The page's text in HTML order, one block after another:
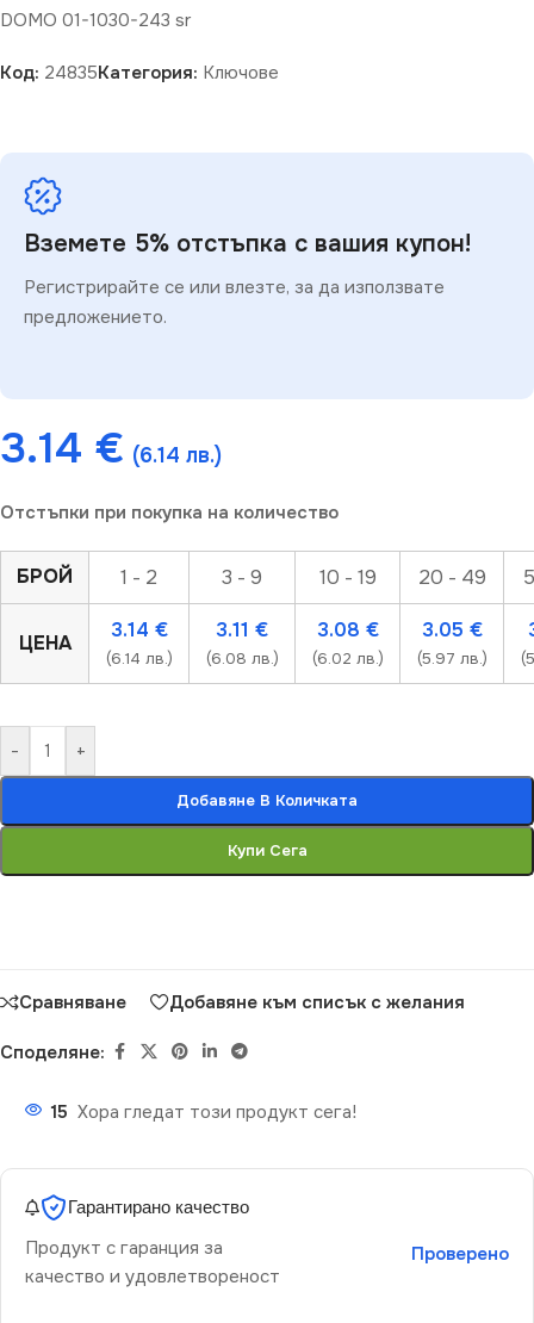
DOMO 01-1030-243 sr
Код: 24835Категория: Ключове
Вземете 5% отстъпка с вашия купон!
Регистрирайте се или влезте, за да използвате
предложението.
3.14 € (6.14 лв.)
Отстъпки при покупка на количество
БРОЙ 1 - 2 3 - 9 10 - 19 20 - 49
ЦЕНА
3.14 €
(6.14 лв.)
3.11 €
(6.08 лв.)
3.08 €
(6.02 лв.)
3.05 €
(5.97 лв.)
- +
Добавяне В Количката
Купи Сега
Сравняване Добавяне към списък с желания
Споделяне:
15 Хора гледат този продукт сега!
Гарантирано качество
Продукт с гаранция за
качество и удовлетвореност
Проверено